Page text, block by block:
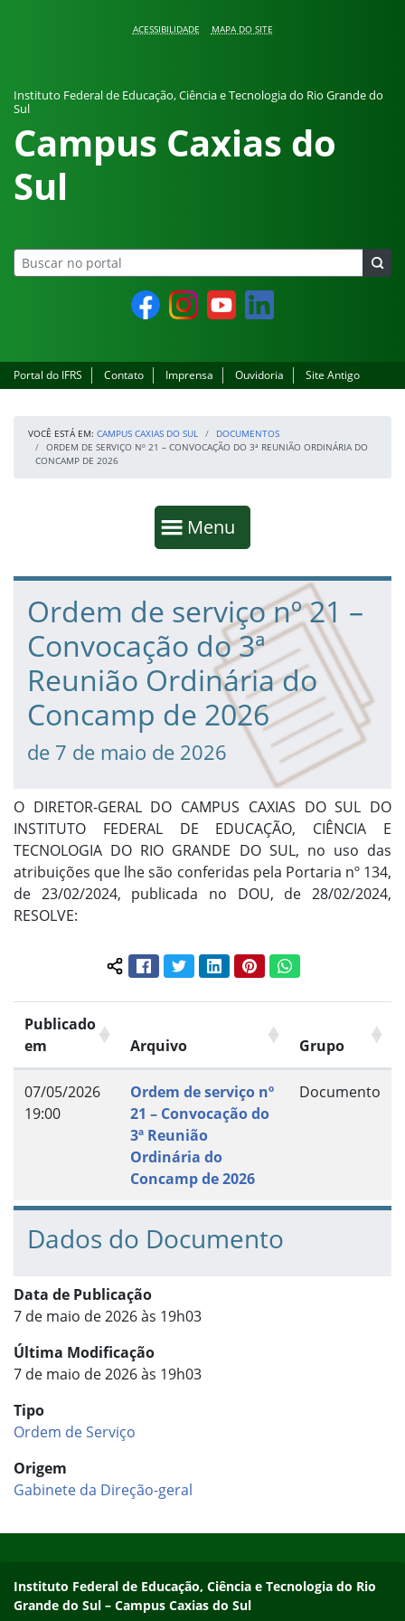
ACESSIBILIDADE MAPA DO SITE
Instituto Federal de Educação, Ciência e Tecnologia do Rio Grande do
Sul
Campus Caxias do
Sul
FacebookInstagramYouTube LinkedIn
Portal do IFRS Contato Imprensa Ouvidoria Site Antigo
VOCÊ ESTÁ EM: CAMPUS CAXIAS DO SUL
DOCUMENTOS
ORDEM DE SERVIÇO Nº 21 – CONVOCAÇÃO DO 3ª REUNIÃO ORDINÁRIA DO
CONCAMP DE 2026
Mostrar
Menu
Fim da navegação
Início do conteúdo
Ordem de serviço nº 21 –
Convocação do 3ª
Reunião Ordinária do
Concamp de 2026
de 7 de maio de 2026
O DIRETOR-GERAL DO CAMPUS CAXIAS DO SUL DO
INSTITUTO FEDERAL DE EDUCAÇÃO, CIÊNCIA E
TECNOLOGIA DO RIO GRANDE DO SUL, no uso das
atribuições que lhe são conferidas pela Portaria nº 134,
de 23/02/2024, publicada no DOU, de 28/02/2024,
RESOLVE:
Compartilhar conteúdo:
FacebookTwitterLinkedInPinterestWhatsApp
Publicado
em
Arquivo Grupo
07/05/2026
19:00
Ordem de serviço nº
21 – Convocação do
3ª Reunião
Ordinária do
Concamp de 2026
Documento
Dados do Documento
Data de Publicação
7 de maio de 2026 às 19h03
Última Modificação
7 de maio de 2026 às 19h03
Tipo
Ordem de Serviço
Origem
Gabinete da Direção-geral
Instituto Federal de Educação, Ciência e Tecnologia do Rio
Grande do Sul – Campus Caxias do Sul